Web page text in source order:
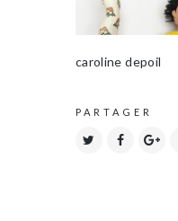
caroline depoil
PARTAGER